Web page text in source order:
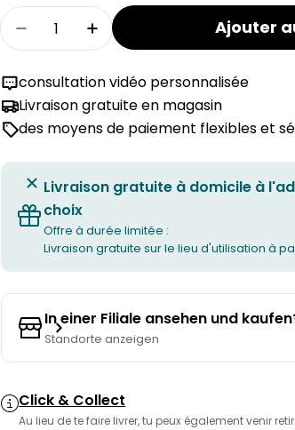
Quantité
Réduire la quantité pour le porte-
Augmenter la quantité
Ajouter
consultation vidéo personnalisée
Livraison gratuite en magasin
des moyens de paiement flexibles et
Livraison gratuite à domicile à
choix
Offre à durée limitée :
Livraison gratuite sur le lieu d'utilisation à
In einer Filiale ansehen und
Standorte anzeigen
Click & Collect
Au lieu de te faire livrer, tu peux également venir